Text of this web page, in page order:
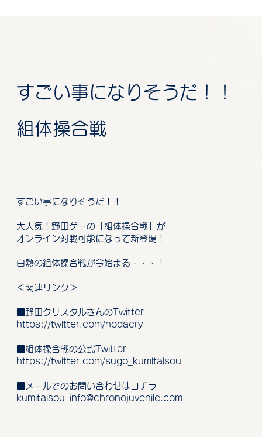
すごい事になりそうだ！！
組体操合戦
すごい事になりそうだ！！
大人気！野田ゲーの「組体操合戦」が
オンライン対戦可能になって新登場！
白熱の組体操合戦が今始まる・・・！
＜関連リンク＞
■野田クリスタルさんのTwitter
https://twitter.com/nodacry
■組体操合戦の公式Twitter
https://twitter.com/sugo_kumitaisou
■メールでのお問い合わせはコチラ
kumitaisou_info@chronojuvenile.com